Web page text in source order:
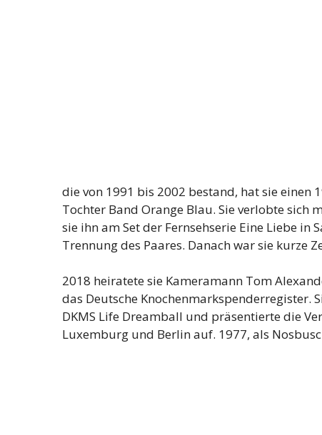
die von 1991 bis 2002 bestand, hat sie einen
Tochter Band Orange Blau. Sie verlobte sich
sie ihn am Set der Fernsehserie Eine Liebe in
Trennung des Paares. Danach war sie kurze
2018 heiratete sie Kameramann Tom
das Deutsche Knochenmarkspenderregister.
DKMS Life Dreamball und präsentierte die
Luxemburg und Berlin auf. 1977, als